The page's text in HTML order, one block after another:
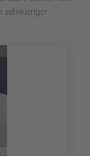
schwieriger